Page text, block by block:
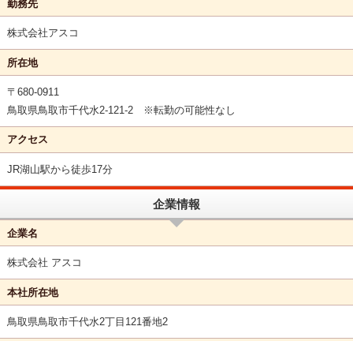
勤務先
株式会社アスコ
所在地
〒680-0911
鳥取県鳥取市千代水2-121-2 ※転勤の可能性なし
アクセス
JR湖山駅から徒歩17分
企業情報
企業名
株式会社 アスコ
本社所在地
鳥取県鳥取市千代水2丁目121番地2